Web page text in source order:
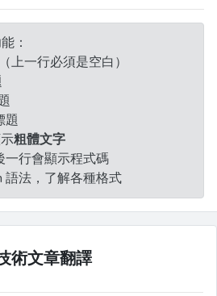
：
上一行必須是空白）
題
粗體文字
行會顯示程式碼
語法，了解各種格式
術文章翻譯